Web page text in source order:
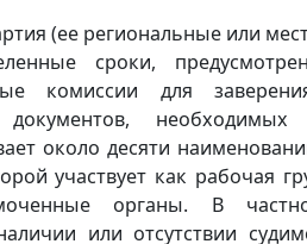
(ее региональные или
сроки,
комиссии для
необходимых
около десяти
участвует как рабочая
органы. В
или отсутствии